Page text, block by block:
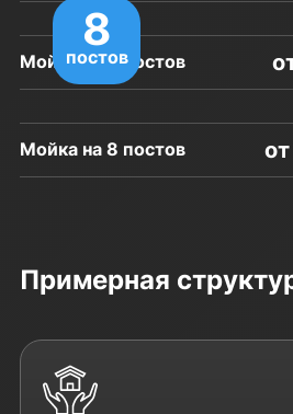
Мойка на 6 постов
8
постов
Мойка на 8 постов
Примерная